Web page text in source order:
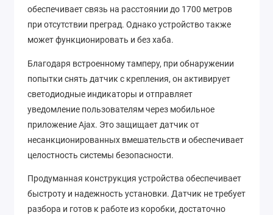
обеспечивает связь на расстоянии до 1700 метров
при отсутствии преград. Однако устройство также
может функционировать и без хаба.
Благодаря встроенному тамперу, при обнаружении
попытки снять датчик с крепления, он активирует
светодиодные индикаторы и отправляет
уведомление пользователям через мобильное
приложение Ajax. Это защищает датчик от
несанкционированных вмешательств и обеспечивает
целостность системы безопасности.
Продуманная конструкция устройства обеспечивает
быстроту и надежность установки. Датчик не требует
разбора и готов к работе из коробки, достаточно